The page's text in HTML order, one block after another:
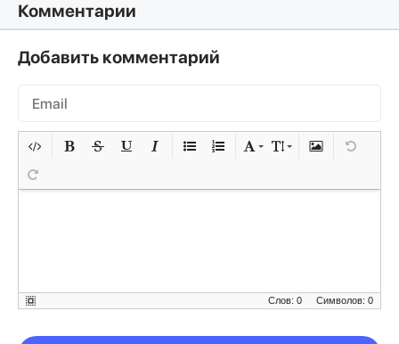
Комментарии
Добавить комментарий
Символов: 0
Слов: 0